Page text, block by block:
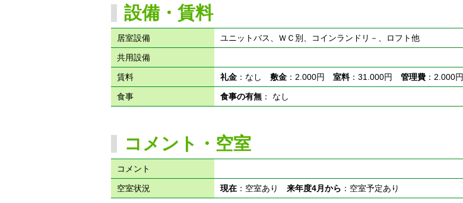
設備・賃料
居室設備 ユニットバス、ＷＣ別、コインランドリ－、ロフト他
共用設備
賃料 礼金：なし 敷金：2.000円 室料：31.000円 管理費：2.000円
食事 食事の有無： なし
コメント・空室
コメント
空室状況 現在：空室あり 来年度4月から ：空室予定あり